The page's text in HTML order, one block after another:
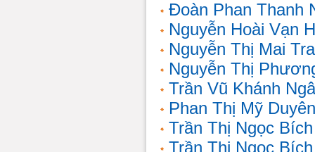
Đoàn Phan Thanh
Nguyễn Hoài Vạn
Nguyễn Thị Mai
Nguyễn Thị
Trần Vũ Khánh
Phan Thị Mỹ Duyên
Trần Thị Ngọc Bích
Trần Thị Ngọc Bích